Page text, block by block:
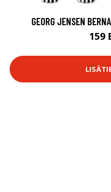
GEORG JENSEN
159